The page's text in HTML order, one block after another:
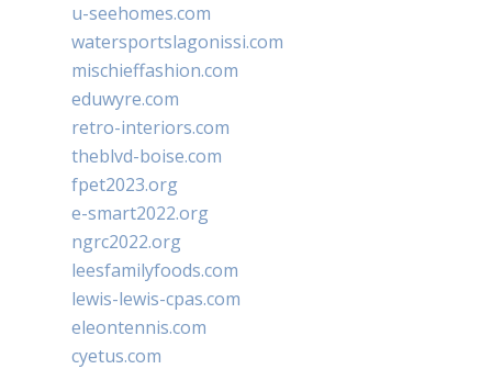
u-seehomes.com
watersportslagonissi.com
mischieffashion.com
eduwyre.com
retro-interiors.com
theblvd-boise.com
fpet2023.org
e-smart2022.org
ngrc2022.org
leesfamilyfoods.com
lewis-lewis-cpas.com
eleontennis.com
cyetus.com